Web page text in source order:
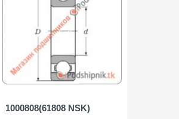
1000808(61808 NSK)